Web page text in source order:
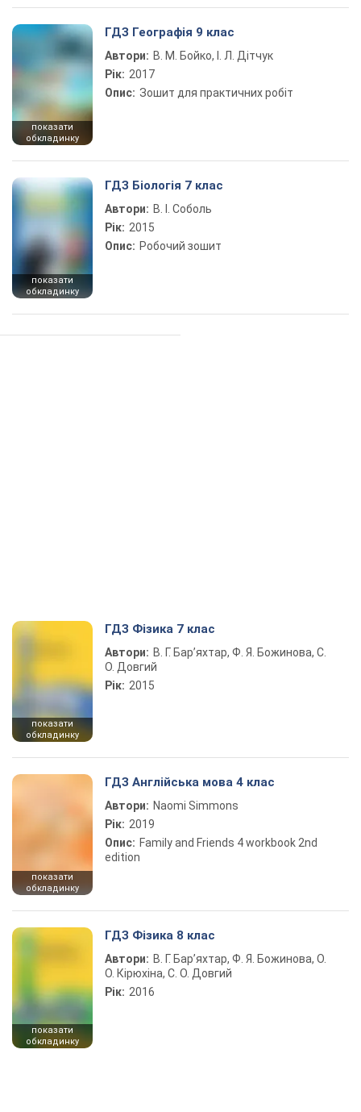
показати
обкладинку
ГДЗ Географія 9 клас
Автори: В. М. Бойко, І. Л. Дітчук
Рік: 2017
Опис: Зошит для практичних робіт
показати
обкладинку
ГДЗ Біологія 7 клас
Автори: В. І. Соболь
Рік: 2015
Опис: Робочий зошит
показати
обкладинку
ГДЗ Фізика 7 клас
Автори: В. Г. Бар’яхтар, Ф. Я. Божинова, С.
О. Довгий
Рік: 2015
показати
обкладинку
ГДЗ Англійська мова 4 клас
Автори: Naomi Simmons
Рік: 2019
Опис: Family and Friends 4 workbook 2nd
edition
показати
обкладинку
ГДЗ Фізика 8 клас
Автори: В. Г. Бар’яхтар, Ф. Я. Божинова, О.
О. Кірюхіна, С. О. Довгий
Рік: 2016